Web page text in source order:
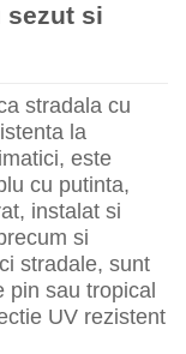
sezut si
stradala cu
la
este
cu putinta,
instalat si
si
stradale, sunt
pin sau tropical
UV rezistent